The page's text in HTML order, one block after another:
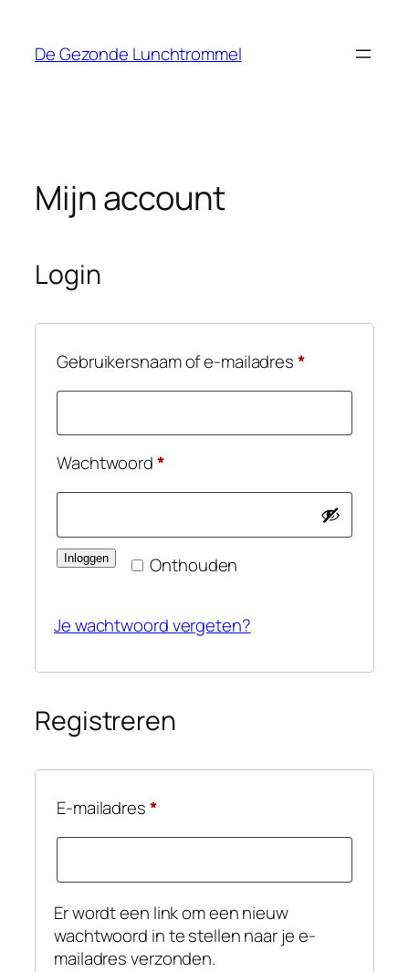
De Gezonde Lunchtrommel
Mijn account
Login
Gebruikersnaam of e-mailadres*Vereist
Wachtwoord*Vereist
Onthouden
Inloggen
Je wachtwoord vergeten?
Registreren
E-mailadres*Vereist
Er wordt een link om een nieuw
wachtwoord in te stellen naar je e-
mailadres verzonden.